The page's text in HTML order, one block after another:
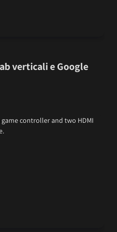
verticali e Google